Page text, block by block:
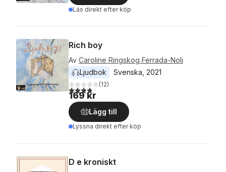
Läs direkt efter köp
Rich boy
Av Caroline Ringskog Ferrada-Noli
Ljudbok
Svenska, 2021
3,8utav 5 stjärnor. Totalt antal röster:
(12)
169 kr
Lägg till
Lyssna direkt efter köp
D e kroniskt